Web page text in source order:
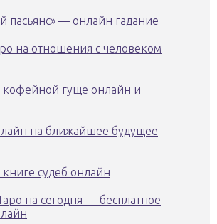
пасьянс» — онлайн гадание
на отношения с человеком
кофейной гуще онлайн и
на ближайшее будущее
книге судеб онлайн
на сегодня — бесплатное